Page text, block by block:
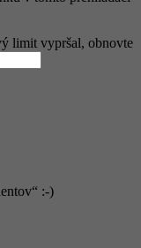
limit vypršal, obnovte
:-)